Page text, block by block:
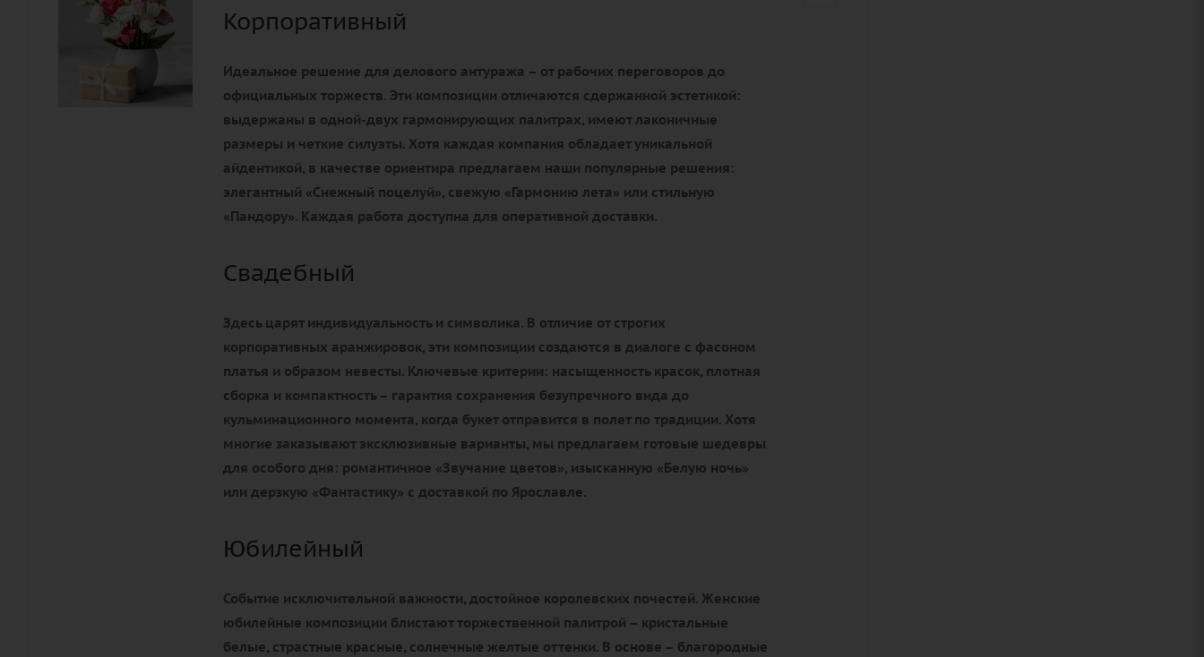
Корпоративный
Идеальное решение для делового антуража – от рабочих переговоров до
официальных торжеств. Эти композиции отличаются сдержанной эстетикой:
выдержаны в одной-двух гармонирующих палитрах, имеют лаконичные
размеры и четкие силуэты. Хотя каждая компания обладает уникальной
айдентикой, в качестве ориентира предлагаем наши популярные решения:
элегантный «Снежный поцелуй», свежую «Гармонию лета» или стильную
«Пандору». Каждая работа доступна для оперативной доставки.
Свадебный
Здесь царят индивидуальность и символика. В отличие от строгих
корпоративных аранжировок, эти композиции создаются в диалоге с фасоном
платья и образом невесты. Ключевые критерии: насыщенность красок, плотная
сборка и компактность – гарантия сохранения безупречного вида до
кульминационного момента, когда букет отправится в полет по традиции. Хотя
многие заказывают эксклюзивные варианты, мы предлагаем готовые шедевры
для особого дня: романтичное «Звучание цветов», изысканную «Белую ночь»
или дерзкую «Фантастику» с доставкой по Ярославле.
Юбилейный
Событие исключительной важности, достойное королевских почестей. Женские
юбилейные композиции блистают торжественной палитрой – кристальные
белые, страстные красные, солнечные желтые оттенки. В основе – благородные